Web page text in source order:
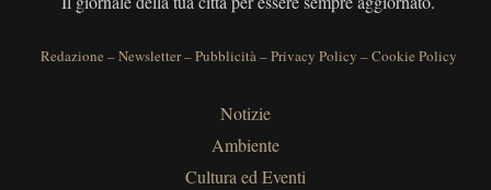
Redazione –Newsletter–Pubblicità–Privacy Policy –Cookie Policy
Notizie
Ambiente
Cultura ed Eventi